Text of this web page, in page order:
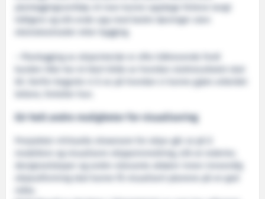
planleggingsverktøy vil man kunne oppdage feilene langt
tidligere og slik ende opp med bedre løsninger uten
ekstrakostnader etter bygging.
– Planlegging av skipsinteriør er ofte tidkrevende fordi
kunden ikke har et klart bilde av hvordan sluttresultatet skal
bli. Derfor begynte vi å se på hvordan vi kunne gjøre arbeidet
Gir helt andre muligheter for visualisering
Prosjektet «Virtuelle showroom for skip» går ut på å
modellere og visualisere skippsinnredning, slik at rederier,
designselskaper og andre relevante aktører innen innvendig
skipsutforming skal kunne få visualisert planene på en god